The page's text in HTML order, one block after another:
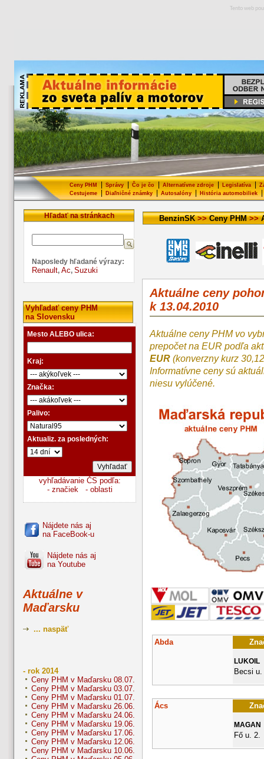
Tento web
Ceny PHM Správy Čo je čo Alternatívne zdroje Legislatíva
Cestujeme| Diaľničné známky| Autosalóny| História automobiliek|
Hľadať na stránkach
Naposledy hľadané výrazy:
Renault, Ac, Suzuki
Vyhľadať ceny PHM
na Slovensku
Mesto ALEBO ulica:
Kraj:
Značka:
Palivo:
Aktualiz. za posledných:
vyhľadávanie ČS podľa:
- značiek
- oblasti
Nájdete nás aj
na FaceBook-u
Nájdete nás aj
na Youtube
Aktuálne v
Maďarsku
... naspäť
- rok 2014
Ceny PHM v Maďarsku 08.07.
Ceny PHM v Maďarsku 03.07.
Ceny PHM v Maďarsku 01.07.
Ceny PHM v Maďarsku 26.06.
Ceny PHM v Maďarsku 24.06.
Ceny PHM v Maďarsku 19.06.
Ceny PHM v Maďarsku 17.06.
Ceny PHM v Maďarsku 12.06.
Ceny PHM v Maďarsku 10.06.
BenzinSK>>Ceny PHM>>
Aktuálne ceny
k 13.04.2010
Aktuálne ceny PHM vo
prepočet na EUR podľa
EUR (konverzny kurz
Informatívne ceny sú
niesu vylúčené.
Abda
LUKOIL
Becsi u.
Ács
MAGAN
Fő u. 2.